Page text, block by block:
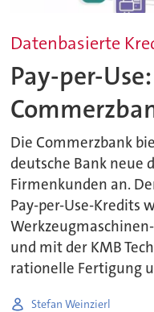
Datenbasierte
Pay-per-
Die Commerzbank
deutsche Bank neue
Firmenkunden an.
Pay-per-Use-Kredits
und mit der KMB
rationelle Fertigung
Stefan Weinzierl